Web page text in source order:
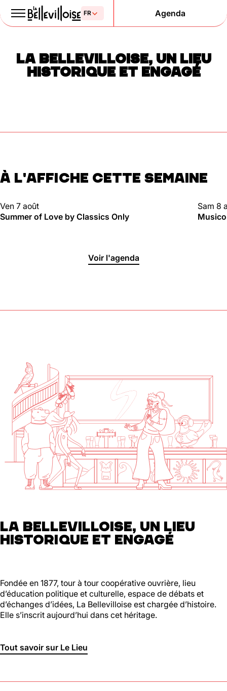
Le Paris
de la liberté
Agenda
Lun, Mar, Mer : Fermé
Le Toit
Lun, Mar, Mer, Jeu, Ven : 17h -
00h00
Sam, Dim : 15h00 - 00h00
Voir la carte
01 46 36 07 07
En savoir plus
Ménilmontant
Lun, Mar : Fermé
Du Mercredi au Dimanche
Nous suivre
En savoir plus
LA BELLEVILLOISE, UN LIEU
HISTORIQUE ET ENGAGÉ
À L'AFFICHE CETTE SEMAINE
CLUBBING
Ven 7 août
Summer of Love by Classics Only
Sam 8
Voir l'agenda
LA BELLEVILLOISE, UN LIEU
HISTORIQUE ET ENGAGÉ
Fondée en 1877, tour à tour coopérative ouvrière, lieu
d’éducation politique et culturelle, espace de débats et
d’échanges d’idées, La Bellevilloise est chargée d’histoire.
Elle s’inscrit aujourd’hui dans cet héritage.
Tout savoir sur Le Lieu